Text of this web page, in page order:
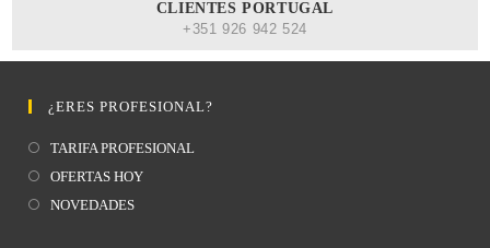
CLIENTES PORTUGAL
+351 926 942 524
¿ERES PROFESIONAL?
TARIFA PROFESIONAL
OFERTAS HOY
NOVEDADES